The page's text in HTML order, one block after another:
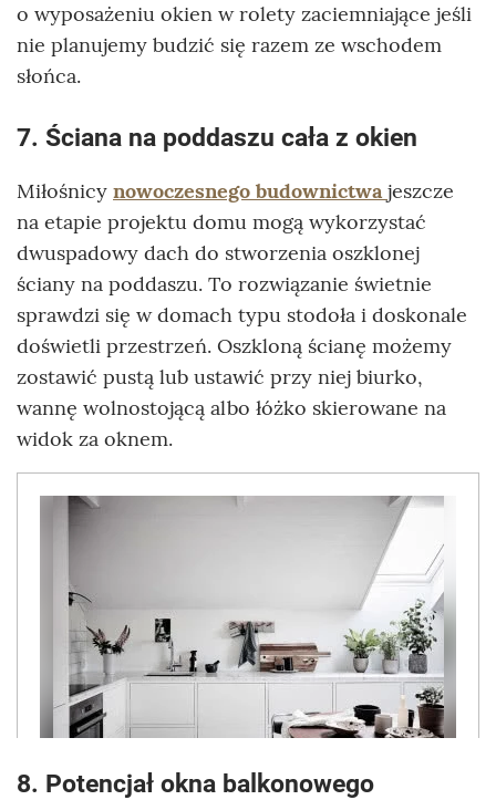
o wyposażeniu okien w rolety zaciemniające jeśli
nie planujemy budzić się razem ze wschodem
słońca.
7. Ściana na poddaszu cała z okien
Miłośnicy nowoczesnego budownictwajeszcze
na etapie projektu domu mogą wykorzystać
dwuspadowy dach do stworzenia oszklonej
ściany na poddaszu. To rozwiązanie świetnie
sprawdzi się w domach typu stodoła i doskonale
doświetli przestrzeń. Oszkloną ścianę możemy
zostawić pustą lub ustawić przy niej biurko,
wannę wolnostojącą albo łóżko skierowane na
widok za oknem.
8. Potencjał okna balkonowego